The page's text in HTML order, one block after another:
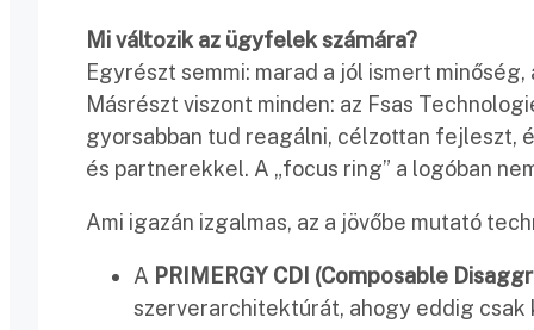
Mi változik az ügyfelek számára?
Egyrészt semmi: marad a jól ismert
Másrészt viszont minden: az Fsas
gyorsabban tud reagálni, célzottan fejleszt,
és partnerekkel. A „focus ring” a logóban
Ami igazán izgalmas, az a jövőbe mutató
A PRIMERGY CDI (Composable
szerverarchitektúrát, ahogy eddig csak